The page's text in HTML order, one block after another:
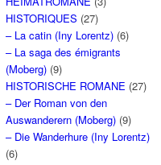
HISTORIQUES (27)
– La catin (Iny Lorentz) (6)
– La saga des émigrants
(Moberg) (9)
HISTORISCHE ROMANE (27)
– Der Roman von den
Auswanderern (Moberg) (9)
– Die Wanderhure (Iny Lorentz)
(6)